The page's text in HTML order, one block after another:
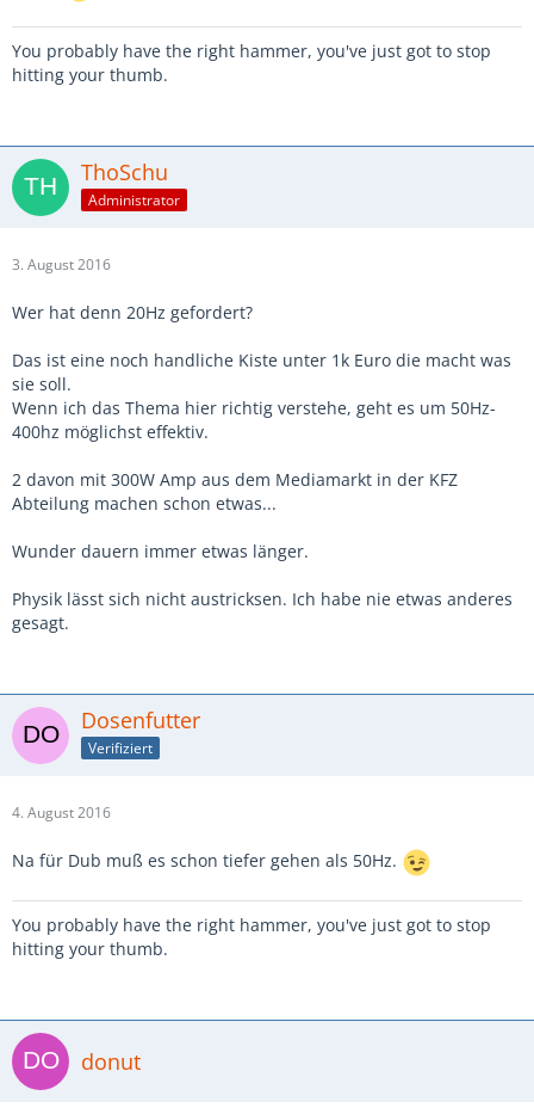
You probably have the right hammer, you've just got to stop
hitting your thumb.
ThoSchu
Administrator
3. August 2016
Wer hat denn 20Hz gefordert?
Das ist eine noch handliche Kiste unter 1k Euro die macht was
sie soll.
Wenn ich das Thema hier richtig verstehe, geht es um 50Hz-
400hz möglichst effektiv.
2 davon mit 300W Amp aus dem Mediamarkt in der KFZ
Abteilung machen schon etwas...
Wunder dauern immer etwas länger.
Physik lässt sich nicht austricksen. Ich habe nie etwas anderes
gesagt.
Dosenfutter
Verifiziert
4. August 2016
Na für Dub muß es schon tiefer gehen als 50Hz.
You probably have the right hammer, you've just got to stop
hitting your thumb.
donut